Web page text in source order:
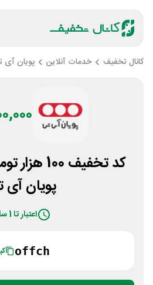
کانال تخفیف خدمات آنلاین پویان آی
100,000
کد تخفیف
پویان آی
اعتبار تا 1 سال
offch